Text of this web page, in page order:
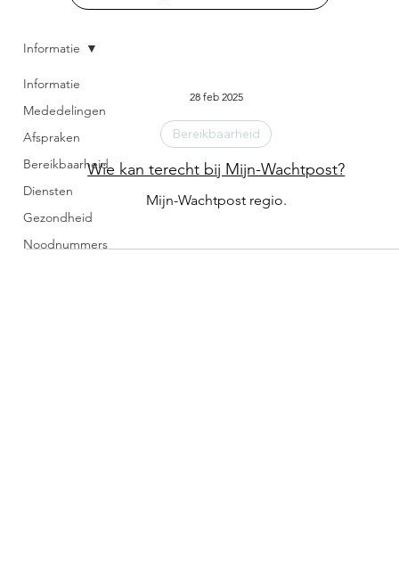
Informatie
Mededelingen
Afspraken
Bereikbaarheid
Diensten
Gezondheid
Noodnummers
Informatie
28 feb 2025
Bereikbaarheid
Wie kan terecht bij Mijn-Wachtpost?
Mijn-Wachtpost regio.